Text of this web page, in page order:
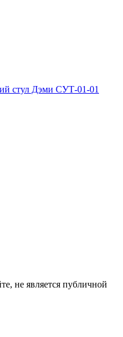
стул Дэми СУТ-01-01
не является публичной